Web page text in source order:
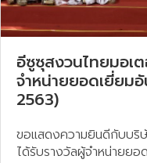
อีซูซุสงวนไทยมอเ
จำหน่ายยอดเยี่ยม
2563)
ขอแสดงความยินดีกับบริ
ได้รับรางวัลผู้จำหน่ายยอ